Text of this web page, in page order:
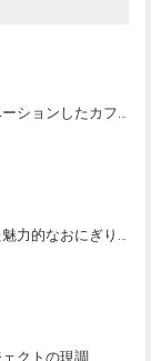
クトの現調